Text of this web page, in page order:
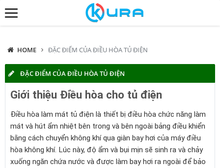
HOME ĐẶC ĐIỂM CỦA ĐIỀU HÒA TỦ ĐIỆN
ĐẶC ĐIỂM CỦA ĐIỀU HÒA TỦ ĐIỆN
Giới thiệu Điều hòa cho tủ điện
Điều hòa làm mát tủ điện là thiết bị điều hòa chức năng làm
mát và hút ẩm nhiệt bên trong và bên ngoài bảng điều khiển
bằng cách chuyển không khí qua giàn bay hơi của máy điều
hòa không khí. Lúc này, độ ẩm và bụi mịn sẽ sinh ra và chảy
xuống ngăn chứa nước và được làm bay hơi ra ngoài để bảo